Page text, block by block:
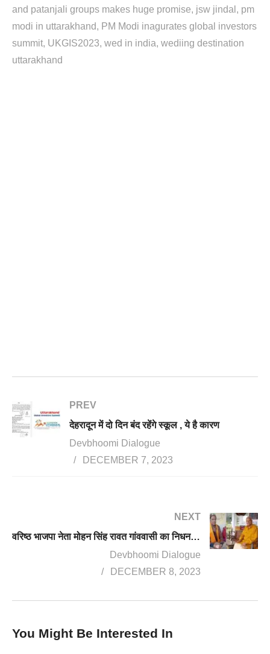
and patanjali groups makes huge promise jsw jindal
pm
modi in uttarakhand
PM Modi inagurates global investors
summit UKGIS2023 wed in india wediing destination
uttarakhand
PREV
देहरादून में दो दिन बंद रहेंगे स्कूल , ये है कारण
Devbhoomi Dialogue
DECEMBER 7, 2023
NEXT
वरिष्ठ भाजपा नेता मोहन सिंह रावत गांववासी का निधन, पार्टी में शोक की लहर
Devbhoomi Dialogue
DECEMBER 8, 2023
You Might Be Interested In